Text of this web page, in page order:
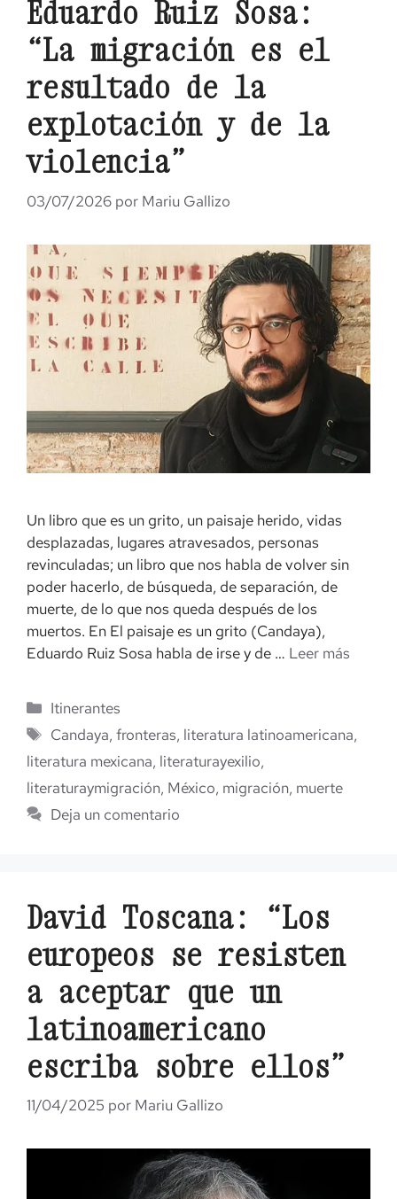
Eduardo Ruiz Sosa:
“La migración es el
resultado de la
explotación y de la
violencia”
03/07/2026 por Mariu Gallizo
Un libro que es un grito, un paisaje herido, vidas
desplazadas, lugares atravesados, personas
revinculadas; un libro que nos habla de volver sin
poder hacerlo, de búsqueda, de separación, de
muerte, de lo que nos queda después de los
muertos. En El paisaje es un grito (Candaya),
Eduardo Ruiz Sosa habla de irse y de … Leer más
Categorías
Itinerantes
Etiquetas
Candaya,fronteras, literatura latinoamericana,
literatura mexicana, literaturayexilio,
literaturaymigración, México, migración, muerte
Deja un comentario
David Toscana: “Los
europeos se resisten
a aceptar que un
latinoamericano
escriba sobre ellos”
11/04/2025 por Mariu Gallizo